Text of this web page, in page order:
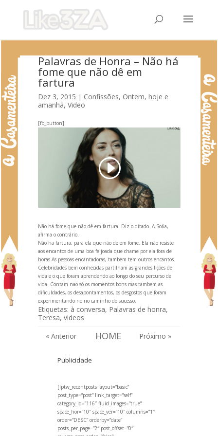
Palavras de Honra – Não há
fome que não dê em
fartura
Dez 3, 2015 | Confissões, Ontem, hoje e
amanhã, Video
[fb_button]
Não há fome que não dê em fartura. Diz o ditado. A Sofia,
afirma o contrário.
Não ha fartura, para ela que não de em fome. Ela não resiste
aos encantos de uma boa feijoada que chame por ela fora de
horas.As pessoas encantadoras, tambem tem outros encantos.
Celebridades bem conhecidas partilham as grandes lições de
vida e o que foram aprendendo ao longo do seu percurso de
vida. Contam nao só os momentos bons mas tambem as
dificuldades, os desapontamentos, os desgostos que foram
experimentando no no caminho do sucesso.
Etiquetas: à conversa, Palavras de honra,
Teresa, videos
« Anterior
HOME Próximo »
Publicidade
[lptw_recentposts layout=”basic”
post_type=”post” link_target=”self”
category_id=”116″ fluid_images=”true”
space_hor=”10″ space_ver=”10″ columns=”1″
order=”DESC” orderby=”date”
posts_per_page=”2″ post_offset=”0″